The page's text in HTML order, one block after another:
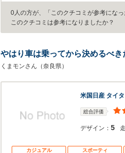
0人の方が、「このクチコミが参考になっ
このクチコミは参考になりましたか？
やはり車は乗ってから決めるべき
くまモンさん（奈良県）
米国日産 タイ
総合評価
デザイン： 5
カジュアル スポーティ